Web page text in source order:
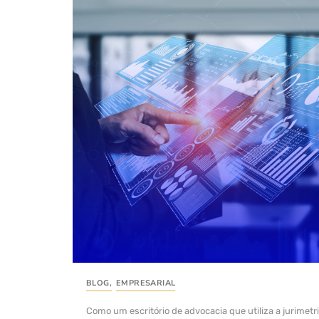
BLOG, EMPRESARIAL
Como um escritório de advocacia que utiliza a